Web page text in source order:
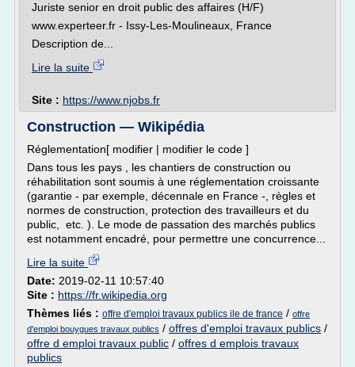
Juriste senior en droit public des affaires (H/F)
www.experteer.fr - Issy-Les-Moulineaux, France
Description de...
Lire la suite
Site : https://www.njobs.fr
Construction — Wikipédia
Réglementation[ modifier | modifier le code ]
Dans tous les pays , les chantiers de construction ou
réhabilitation sont soumis à une réglementation croissante
(garantie - par exemple, décennale en France -, règles et
normes de construction, protection des travailleurs et du
public, etc. ). Le mode de passation des marchés publics
est notamment encadré, pour permettre une concurrence...
Lire la suite
Date: 2019-02-11 10:57:40
Site : https://fr.wikipedia.org
Thèmes liés : offre d'emploi travaux publics ile de france / offre
d'emploi bouygues travaux publics / offres d'emploi travaux publics /
offre d emploi travaux public / offres d emplois travaux
publics